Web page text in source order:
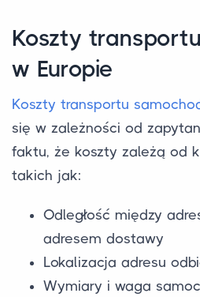
Koszty
w Europie
Koszty transportu
się w zależności od
faktu, że koszty zależą od
takich jak:
Odległość między
adresem dostawy
Lokalizacja adresu
Wymiary i waga